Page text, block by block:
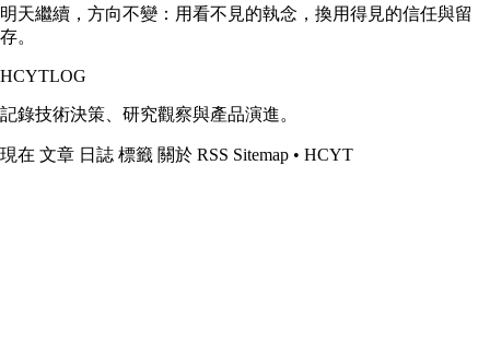
明天繼續，方向不變：用看不見的執念，換用得見的信任與留
存。
HCYTLOG
記錄技術決策、研究觀察與產品演進。
現在 文章 日誌 標籤 關於 RSS Sitemap • HCYT